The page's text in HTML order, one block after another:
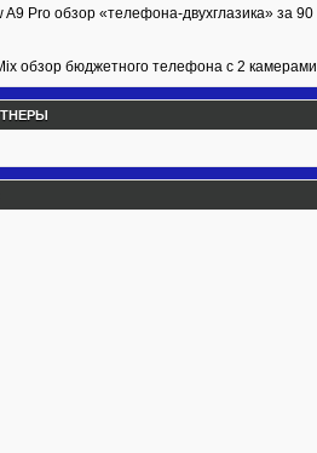
A9 Pro обзор «телефона-двухглазика» за 90
обзор бюджетного телефона с 2 камерами